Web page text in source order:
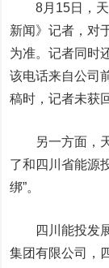
8月15日，天
新闻》记者，对
为准。记者同时
该电话来自公司
稿时，记者未获
另一方面，天
了和四川省能源
绑”。
四川能投发展
集团有限公司，